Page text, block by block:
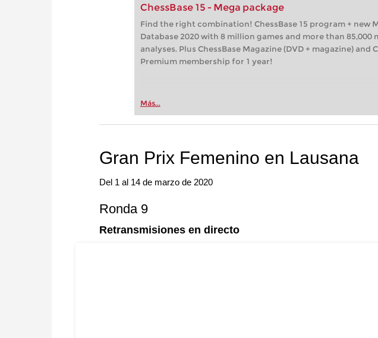
ChessBase 15 - Mega package
Find the right combination! ChessBase 15 program + new
Database 2020 with 8 million games and more than 85,000
analyses. Plus ChessBase Magazine (DVD + magazine) and
Premium membership for 1 year!
Más...
Gran Prix Femenino en Lausana
Del 1 al 14 de marzo de 2020
Ronda 9
Retransmisiones en directo